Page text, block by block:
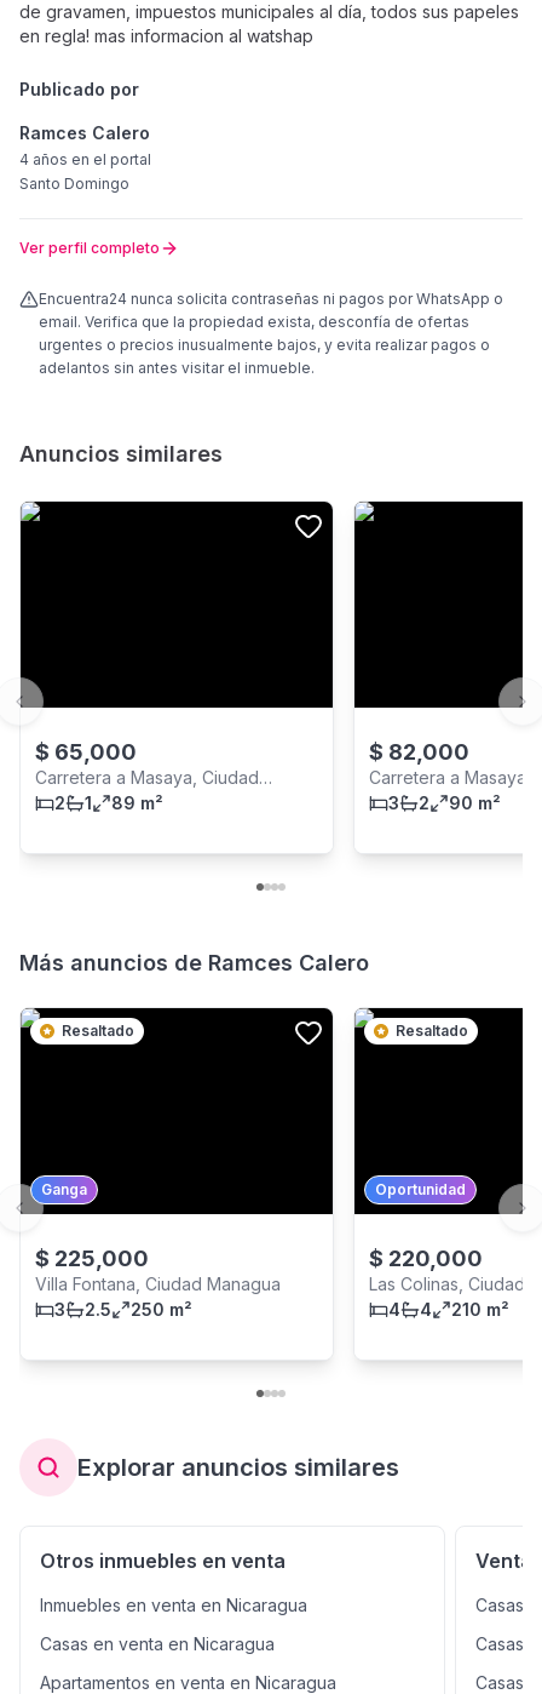
de gravamen, impuestos municipales al día, todos sus papeles
en regla! mas informacion al watshap
Publicado por
Ramces Calero
4 años en el portal
Santo Domingo
Ver perfil completo
Encuentra24 nunca solicita contraseñas ni pagos por WhatsApp o
email. Verifica que la propiedad exista, desconfía de ofertas
urgentes o precios inusualmente bajos, y evita realizar pagos o
adelantos sin antes visitar el inmueble.
Anuncios similares
$ 65,000
Carretera a Masaya, Ciudad
Managua
2 1 89 m²
$ 82,000
Carretera a Masaya,
Managua
3 2 90 m²
Previous slide
Más anuncios de Ramces Calero
Resaltado
Ganga
$ 225,000
Villa Fontana, Ciudad Managua
3
2.5 250 m²
Resaltado
Oportunidad
$ 220,000
Las Colinas, Ciudad
4
4 210 m²
Previous slide
Explorar anuncios similares
Otros inmuebles en venta
Inmuebles en venta en Nicaragua
Casas en venta en Nicaragua
Apartamentos en venta en Nicaragua
Venta
Casas
Casas
Casas